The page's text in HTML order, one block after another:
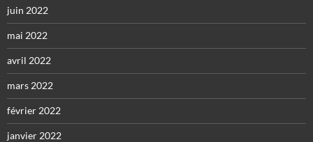
juin 2022
mai 2022
avril 2022
mars 2022
février 2022
janvier 2022